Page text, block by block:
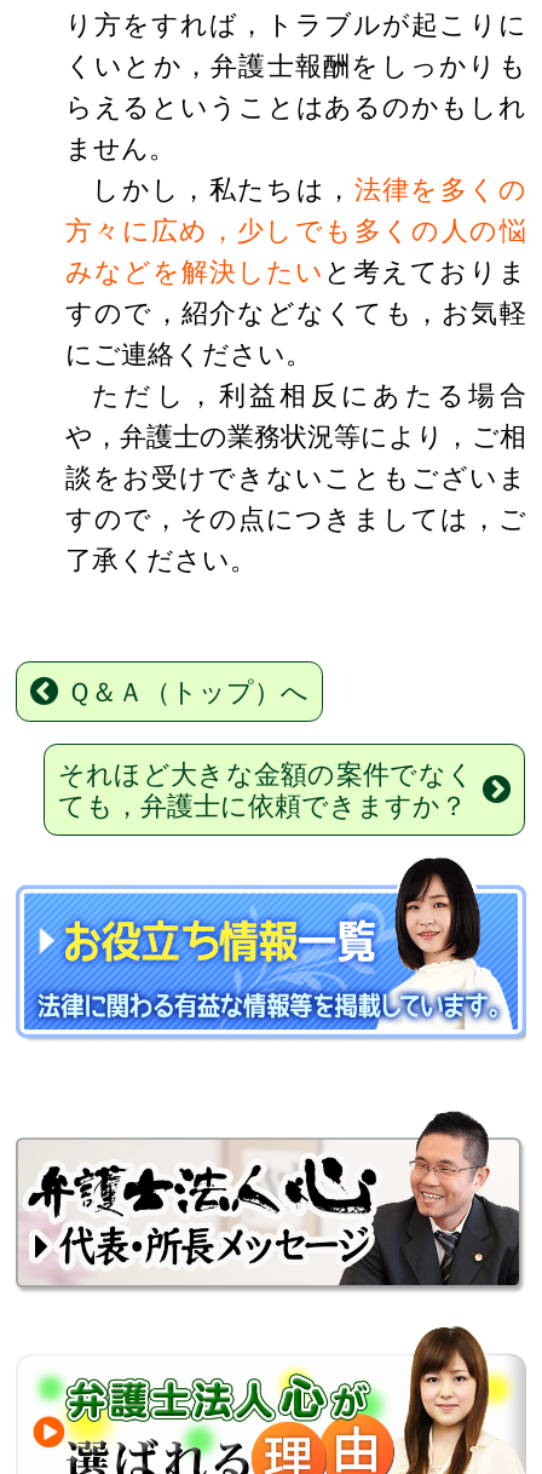
り方をすれば，トラブルが起こりに
くいとか，弁護士報酬をしっかりも
らえるということはあるのかもしれ
ません。
しかし，私たちは， 法律を多くの
方々に広め，少しでも多くの人の悩
みなどを解決したい と考えておりま
すので，紹介などなくても，お気軽
にご連絡ください。
ただし，利益相反にあたる場合
や，弁護士の業務状況等により，ご相
談をお受けできないこともございま
すので，その点につきましては，ご
了承ください。
Ｑ＆Ａ（トップ）へ
それほど大きな金額の案件でなく
ても，弁護士に依頼できますか？